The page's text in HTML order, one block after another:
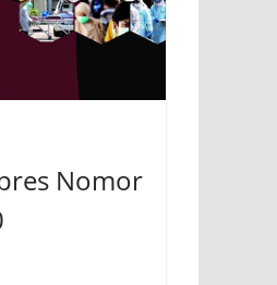
Nomor